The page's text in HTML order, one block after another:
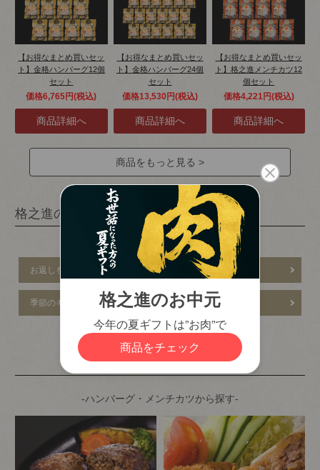
【お得なまとめ買いセッ
ト】金格ハンバーグ12個
セット
価格6,765円(税込)
【お得なまとめ買いセッ
ト】金格ハンバーグ24個
セット
価格13,530円(税込)
【お得なまとめ買いセッ
ト】格之進メンチカツ12
個セット
価格4,221円(税込)
商品をもっと見る >
格之進の肉ギフト
用途から探す
お返しを贈る お祝いを贈る
季節のギフトを贈る その他おすすめ
カテゴリから商品を探す
-ハンバーグ・メンチカツから探す-